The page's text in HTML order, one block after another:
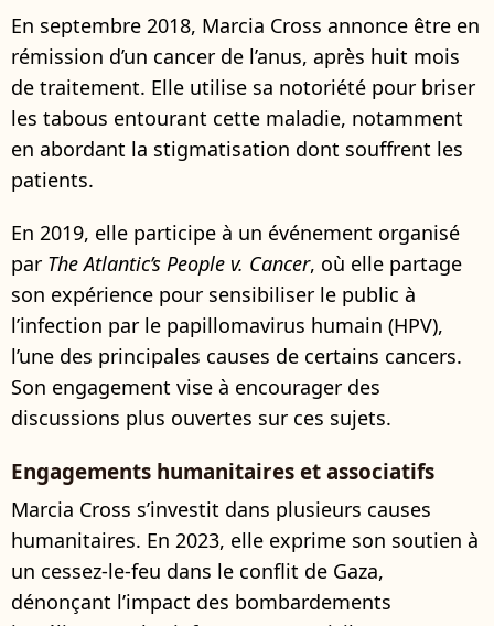
En septembre 2018, Marcia Cross annonce être en
rémission d’un cancer de l’anus, après huit mois
de traitement. Elle utilise sa notoriété pour briser
les tabous entourant cette maladie, notamment
en abordant la stigmatisation dont souffrent les
patients.
En 2019, elle participe à un événement organisé
par The Atlantic’s People v. Cancer, où elle partage
son expérience pour sensibiliser le public à
l’infection par le papillomavirus humain (HPV),
l’une des principales causes de certains cancers.
Son engagement vise à encourager des
discussions plus ouvertes sur ces sujets.
Engagements humanitaires et associatifs
Marcia Cross s’investit dans plusieurs causes
humanitaires. En 2023, elle exprime son soutien à
un cessez-le-feu dans le conflit de Gaza,
dénonçant l’impact des bombardements